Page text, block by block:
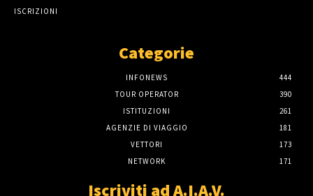
ISCRIZIONI
Categorie
INFONEWS
444
TOUR OPERATOR
390
ISTITUZIONI
261
AGENZIE DI VIAGGIO
181
VETTORI
173
NETWORK
171
Iscriviti ad A.I.A.V.